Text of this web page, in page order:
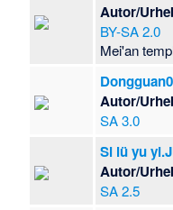
Autor/
BY-SA 2.0
Mei'an
Autor/
SA 3.0
Si lü yu
Autor/
SA 2.5